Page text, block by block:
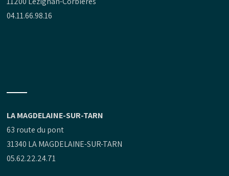
04.11.66.98.16
LA MAGDELAINE-SUR-TARN
63 route du pont
31340 LA MAGDELAINE-SUR-TARN
05.62.22.24.71